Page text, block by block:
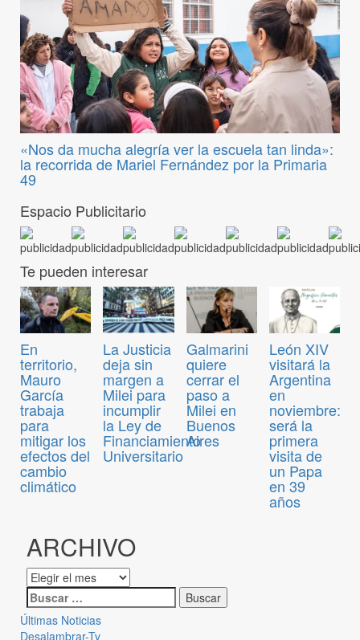
«Nos da mucha alegría ver la escuela tan linda»:
la recorrida de Mariel Fernández por la Primaria
49
Espacio Publicitario
Te pueden interesar
En
territorio,
Mauro
García
trabaja
para
mitigar los
efectos del
cambio
climático
La Justicia
deja sin
margen a
Milei para
incumplir
la Ley de
Financiamiento
Universitario
Galmarini
quiere
cerrar el
paso a
Milei en
Buenos
Aires
León XIV
visitará la
Argentina
en
noviembre:
será la
primera
visita de
un Papa
en 39
años
ARCHIVO
Últimas Noticias
Desalambrar-Tv